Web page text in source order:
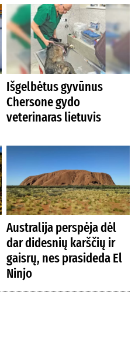
Išgelbėtus gyvūnus
Chersone gydo
veterinaras lietuvis
Australija perspėja dėl
dar didesnių karščių ir
gaisrų, nes prasideda El
Ninjo